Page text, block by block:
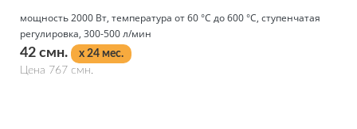
мощность 2000 Вт, температура от 60 °С до 600 °С, ступенчатая
регулировка, 300-500 л/мин
42 смн.
x 24 мес.
Цена 767 смн.